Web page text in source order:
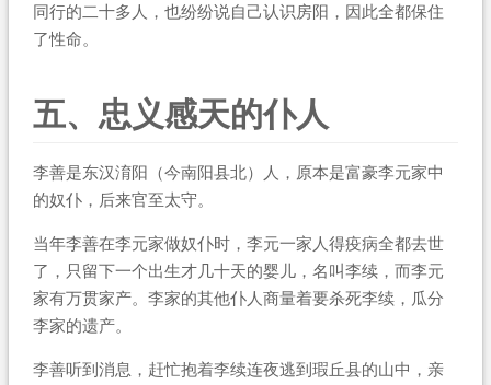
同行的二十多人，也纷纷说自己认识房阳，因此全都保住
了性命。
五、忠义感天的仆人
李善是东汉淯阳（今南阳县北）人，原本是富豪李元家中
的奴仆，后来官至太守。
当年李善在李元家做奴仆时，李元一家人得疫病全都去世
了，只留下一个出生才几十天的婴儿，名叫李续，而李元
家有万贯家产。李家的其他仆人商量着要杀死李续，瓜分
李家的遗产。
李善听到消息，赶忙抱着李续连夜逃到瑕丘县的山中，亲